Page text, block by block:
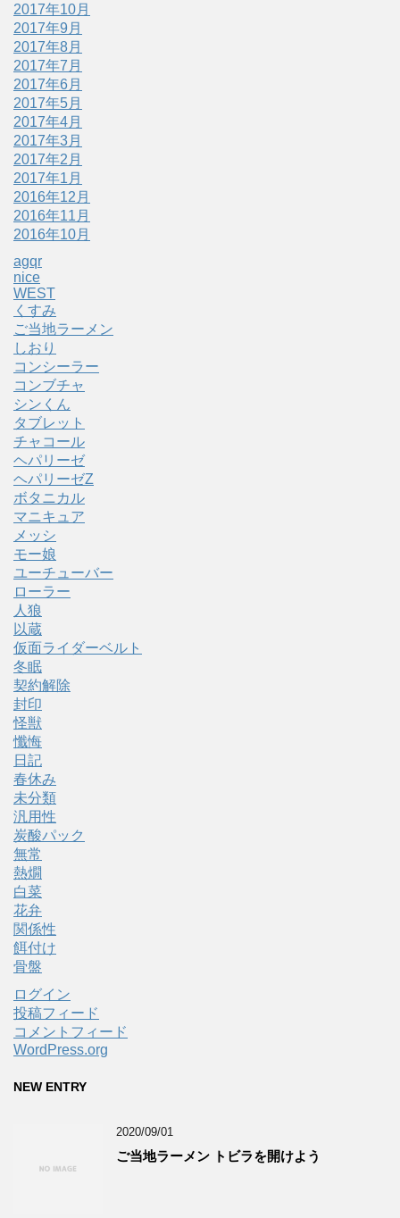
2017年10月
2017年9月
2017年8月
2017年7月
2017年6月
2017年5月
2017年4月
2017年3月
2017年2月
2017年1月
2016年12月
2016年11月
2016年10月
agqr
nice
WEST
くすみ
ご当地ラーメン
しおり
コンシーラー
コンブチャ
シンくん
タブレット
チャコール
ヘパリーゼ
ヘパリーゼZ
ボタニカル
マニキュア
メッシ
モー娘
ユーチューバー
ローラー
人狼
以蔵
仮面ライダーベルト
冬眠
契約解除
封印
怪獣
懺悔
日記
春休み
未分類
汎用性
炭酸パック
無常
熱燗
白菜
花弁
関係性
餌付け
骨盤
ログイン
投稿フィード
コメントフィード
WordPress.org
NEW ENTRY
2020/09/01
ご当地ラーメン トビラを開けよう